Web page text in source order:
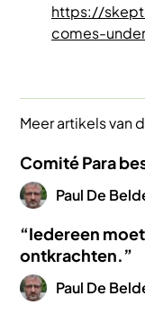
https://
comes-
Meer artikels van
Comité Para
Afbeelding
Paul De
“Iedereen
ontkrachten.”
Afbeelding
Paul De